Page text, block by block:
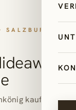
·
kaufen